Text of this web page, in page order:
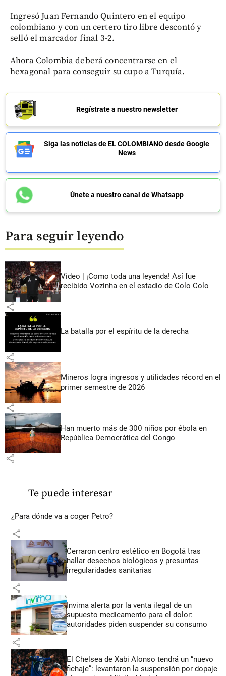
Ingresó Juan Fernando Quintero en el equipo
colombiano y con un certero tiro libre descontó y
selló el marcador final 3-2.
Ahora Colombia deberá concentrarse en el
hexagonal para conseguir su cupo a Turquía.
Regístrate a nuestro newsletter
Siga las noticias de EL COLOMBIANO desde Google
News
Únete a nuestro canal de Whatsapp
Para seguir leyendo
Video | ¡Como toda una leyenda! Así fue
recibido Vozinha en el estadio de Colo Colo
share
La batalla por el espíritu de la derecha
share
Mineros logra ingresos y utilidades récord en el
primer semestre de 2026
share
Han muerto más de 300 niños por ébola en
República Democrática del Congo
share
Te puede interesar
¿Para dónde va a coger Petro?
share
Cerraron centro estético en Bogotá tras
hallar desechos biológicos y presuntas
irregularidades sanitarias
share
Invima alerta por la venta ilegal de un
supuesto medicamento para el dolor:
autoridades piden suspender su consumo
share
El Chelsea de Xabi Alonso tendrá un “nuevo
fichaje”: levantaron la suspensión por dopaje